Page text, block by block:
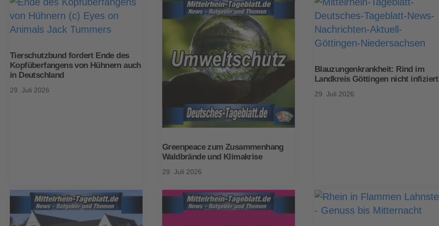
Tierschutzbund fordert Ende des
Kopfüberfangens von Hühnern auch
in Deutschland
29. Juli 2026
Greenpeace zum Zusammenhang
Waldbrände und Klimakrise
29. Juli 2026
Blauzungenkrankheit: Rind im
Landkreis Göttingen nicht infiziert
29. Juli 2026